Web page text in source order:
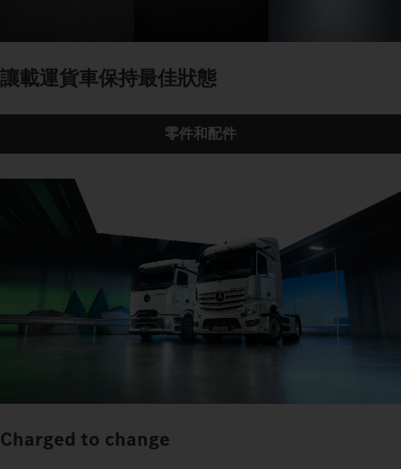
讓載運貨車保持最佳狀態
零件和配件
Charged to change